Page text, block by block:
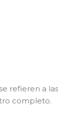
refieren a
completo.